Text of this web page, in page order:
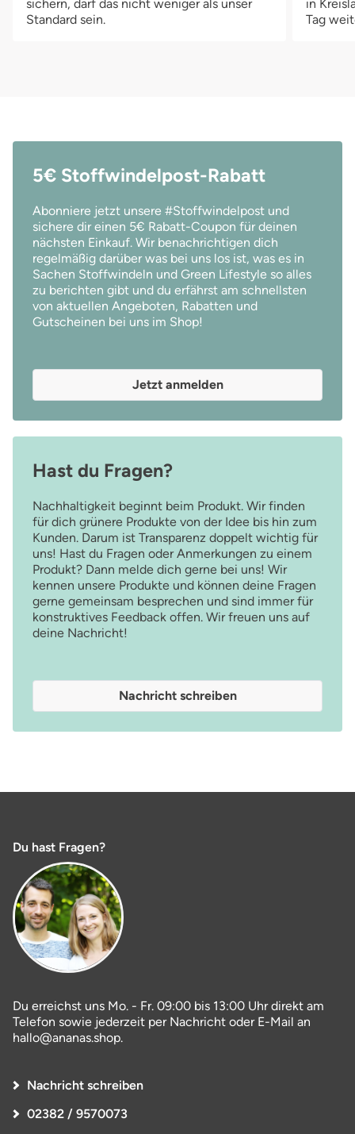
sichern, darf das nicht weniger als unser
Standard sein.
in
Tag
5€ Stoffwindelpost-Rabatt
Abonniere jetzt unsere #Stoffwindelpost und
sichere dir einen 5€ Rabatt-Coupon für deinen
nächsten Einkauf. Wir benachrichtigen dich
regelmäßig darüber was bei uns los ist, was es in
Sachen Stoffwindeln und Green Lifestyle so alles
zu berichten gibt und du erfährst am schnellsten
von aktuellen Angeboten, Rabatten und
Gutscheinen bei uns im Shop!
Jetzt anmelden
Hast du Fragen?
Nachhaltigkeit beginnt beim Produkt. Wir finden
für dich grünere Produkte von der Idee bis hin zum
Kunden. Darum ist Transparenz doppelt wichtig für
uns! Hast du Fragen oder Anmerkungen zu einem
Produkt? Dann melde dich gerne bei uns! Wir
kennen unsere Produkte und können deine Fragen
gerne gemeinsam besprechen und sind immer für
konstruktives Feedback offen. Wir freuen uns auf
deine Nachricht!
Nachricht schreiben
Du hast Fragen?
Du erreichst uns Mo. - Fr. 09:00 bis 13:00 Uhr direkt am
Telefon sowie jederzeit per Nachricht oder E-Mail an
hallo@ananas.shop.
Nachricht schreiben
02382 / 9570073